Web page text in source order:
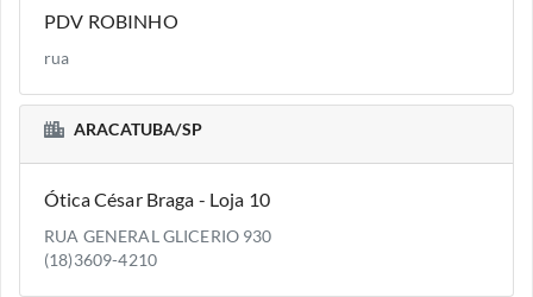
PDV ROBINHO
rua
ARACATUBA/SP
Ótica César Braga - Loja 10
RUA GENERAL GLICERIO 930
(18)3609-4210